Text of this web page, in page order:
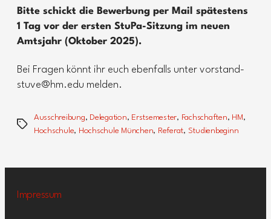
Bitte schickt die Bewerbung per Mail spätestens
1 Tag vor der ersten StuPa-Sitzung im neuen
Amtsjahr (Oktober 2025).
Bei Fragen könnt ihr euch ebenfalls unter vorstand-
stuve@hm.edu melden.
Schlagwörter
Ausschreibung, Delegation, Erstsemester, Fachschaften, HM ,
Hochschule, Hochschule München, Referat, Studienbeginn
Impressum